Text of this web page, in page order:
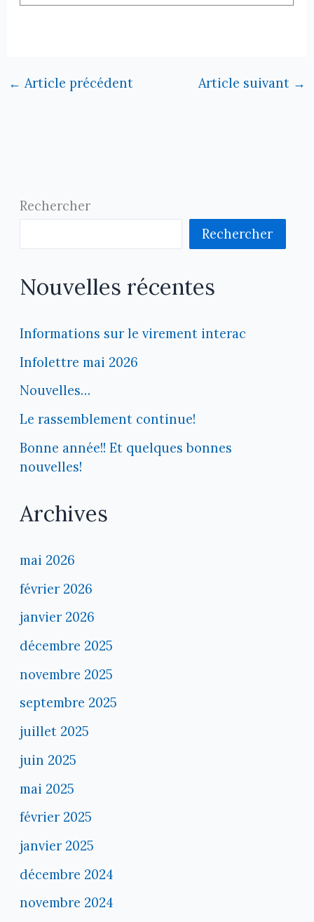
← Article précédent Article suivant →
Rechercher
Rechercher
Nouvelles récentes
Informations sur le virement interac
Infolettre mai 2026
Nouvelles…
Le rassemblement continue!
Bonne année!! Et quelques bonnes
nouvelles!
Archives
mai 2026
février 2026
janvier 2026
décembre 2025
novembre 2025
septembre 2025
juillet 2025
juin 2025
mai 2025
février 2025
janvier 2025
décembre 2024
novembre 2024